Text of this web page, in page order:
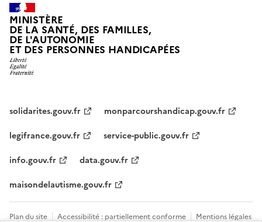
MINISTÈRE
DE LA SANTÉ, DES FAMILLES,
DE L'AUTONOMIE
ET DES PERSONNES HANDICAPÉES
solidarites.gouv.fr
monparcourshandicap.gouv.fr
legifrance.gouv.fr
service-public.gouv.fr
info.gouv.fr
data.gouv.fr
maisondelautisme.gouv.fr
Plan du site Accessibilité : partiellement conforme Mentions légales